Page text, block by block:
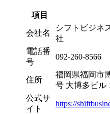
項目
会社名
シフトビジネ
社
電話番
号
092-260-8566
住所
福岡県福岡市
号 大博多ビル
公式サ
イト
https://